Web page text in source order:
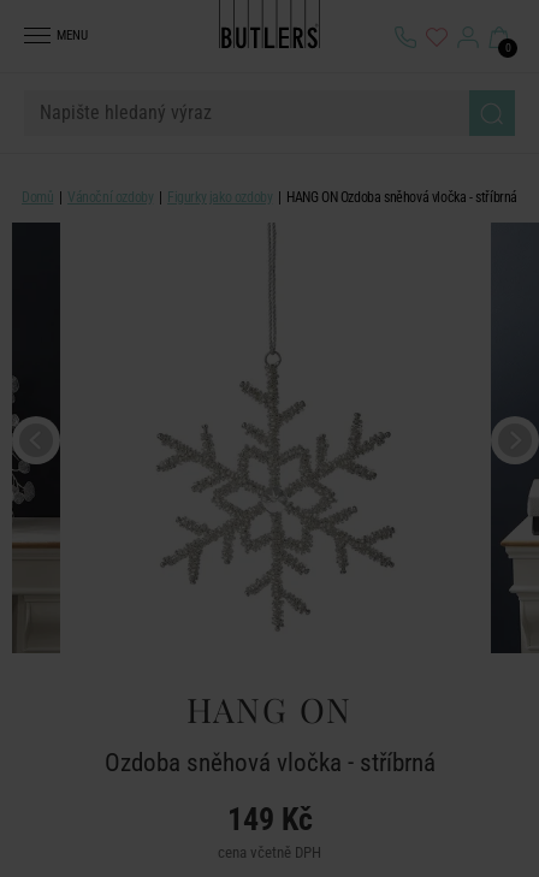
MENU
0
Domů Vánoční ozdoby Figurky jako ozdoby HANG ON Ozdoba sněhová vločka - stříbrná
HANG ON
Ozdoba sněhová vločka - stříbrná
149 Kč
cena včetně DPH